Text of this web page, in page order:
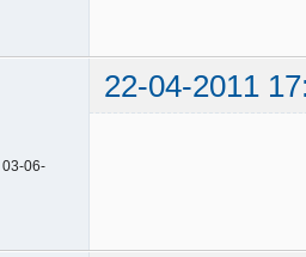
22-04-2011
03-06-